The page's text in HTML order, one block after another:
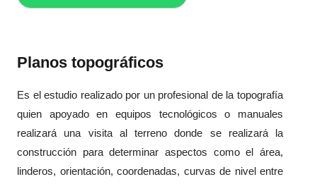
Planos topográficos
Es el estudio realizado por un profesional de la topografía
quien apoyado en equipos tecnológicos o manuales
realizará una visita al terreno donde se realizará la
construcción para determinar aspectos como el área,
linderos, orientación, coordenadas, curvas de nivel entre